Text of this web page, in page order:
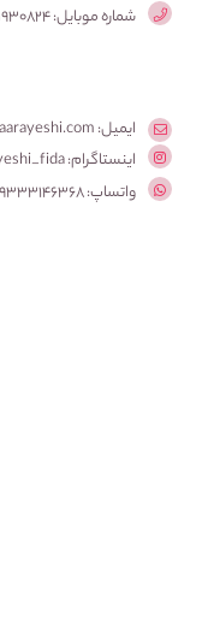
شماره موبایل: 09395930824
ایمیل: shop@fidaarayeshi.com
اینستاگرام: arayeshi_fida
واتساپ: 09333146368